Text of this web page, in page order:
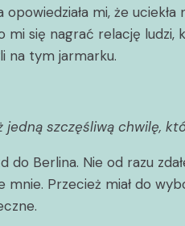
mi, że
mi się nagrać relację
na tym jarmarku.
szczęśliwą chwilę,
Berlina. Nie od razu
Przecież miał do